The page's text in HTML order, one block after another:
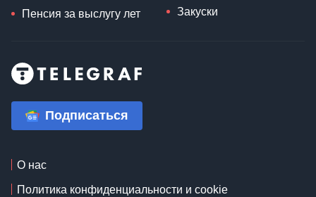
Пенсия за выслугу лет Закуски
Подписаться
О нас
Политика конфиденциальности и cookie